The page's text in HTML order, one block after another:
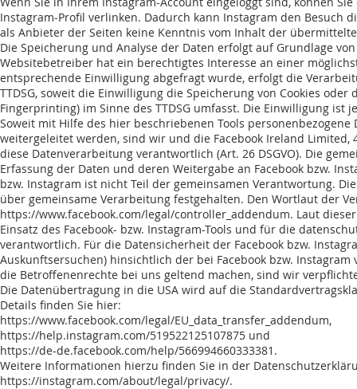
Instagram-Profil verlinken. Dadurch kann Instagram den Besuch
als Anbieter der Seiten keine Kenntnis vom Inhalt der
Die Speicherung und Analyse der Daten erfolgt auf Grundlage von
Websitebetreiber hat ein berechtigtes Interesse an einer
entsprechende Einwilligung abgefragt wurde, erfolgt die
TTDSG, soweit die Einwilligung die Speicherung von Cookies
Fingerprinting) im Sinne des TTDSG umfasst. Die Einwilligung ist
Soweit mit Hilfe des hier beschriebenen Tools
weitergeleitet werden, sind wir und die Facebook Ireland
diese Datenverarbeitung verantwortlich (Art. 26 DSGVO). Die
Erfassung der Daten und deren Weitergabe an Facebook bzw.
bzw. Instagram ist nicht Teil der gemeinsamen Verantwortung.
über gemeinsame Verarbeitung festgehalten. Den Wortlaut der
https://www.facebook.com/legal/controller_addendum. Laut
Einsatz des Facebook- bzw. Instagram-Tools und für die
verantwortlich. Für die Datensicherheit der Facebook bzw.
Auskunftsersuchen) hinsichtlich der bei Facebook bzw.
die Betroffenenrechte bei uns geltend machen, sind wir
Die Datenübertragung in die USA wird auf die
Details finden Sie hier:
https://www.facebook.com/legal/EU_data_transfer_addendum,
https://help.instagram.com/519522125107875 und
https://de-de.facebook.com/help/566994660333381.
Weitere Informationen hierzu finden Sie in der
https://instagram.com/about/legal/privacy/.